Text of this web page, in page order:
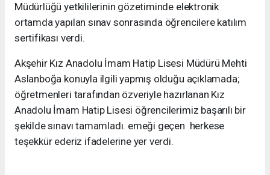
Müdürlüğü yetkililerinin gözetiminde elektronik
ortamda yapılan sınav sonrasında öğrencilere katılım
sertifikası verdi.
Akşehir Kız Anadolu İmam Hatip Lisesi Müdürü Mehti
Aslanboğa konuyla ilgili yapmış olduğu açıklamada;
öğretmenleri tarafından özveriyle hazırlanan Kız
Anadolu İmam Hatip Lisesi öğrencilerimiz başarılı bir
şekilde sınavı tamamladı. emeği geçen herkese
teşekkür ederiz ifadelerine yer verdi.